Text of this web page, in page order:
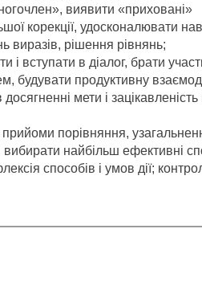
виявити «приховані»
корекції, удосконалювати
виразів, рішення рівнянь;
і вступати в діалог, брати
будувати продуктивну
мети і зацікавленість
порівняння,
найбільш ефективні
способів і умов дії;